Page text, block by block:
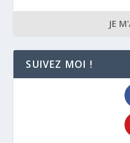
JE
SUIVEZ MOI !